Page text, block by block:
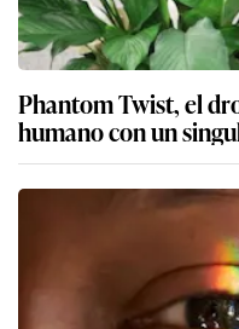
Phantom Twist, el
humano con un